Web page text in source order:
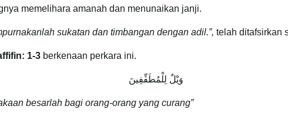
memelihara amanah dan menunaikan janji.
sukatan dan timbangan dengan adil.”, telah ditafsirkan
1-3 berkenaan perkara ini.
وَيْلٌ لِلْمُطَفِّفِينَ
besarlah bagi orang-orang yang curang”